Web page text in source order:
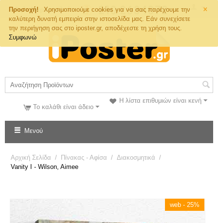
×
Προσοχή!
Χρησιμοποιούμε cookies για να σας παρέχουμε την
καλύτερη δυνατή εμπειρία στην ιστοσελίδα μας. Εάν συνεχίσετε
την περιήγηση σας στο iposter.gr, αποδέχεστε τη χρήση τους.
Συμφωνώ
Τηλ. Παραγγελιών
Η λίστα επιθυμιών είναι κενή
Το καλάθι είναι άδειο
Μενού
Αρχική Σελίδα / Πίνακας - Αφίσα / Διακοσμητικά /
Vanity I - Wilson, Aimee
web - 25%